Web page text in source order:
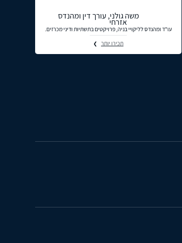
משה גולני, עורך דין ומהנדס
אזרחי
עו"ד ומהנדס לליקויי בניה, פרויקטים בתשתיות ודיני מכרזים.
תכירו יותר